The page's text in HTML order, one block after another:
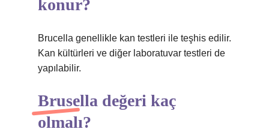
konur?
Brucella genellikle kan testleri ile teşhis edilir.
Kan kültürleri ve diğer laboratuvar testleri de
yapılabilir.
Brusella değeri kaç
olmalı?